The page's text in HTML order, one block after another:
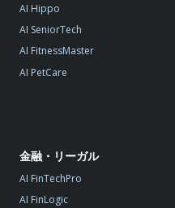
AI Hippo
AI SeniorTech
AI FitnessMaster
AI PetCare
金融・リーガル
AI FinTechPro
AI FinLogic